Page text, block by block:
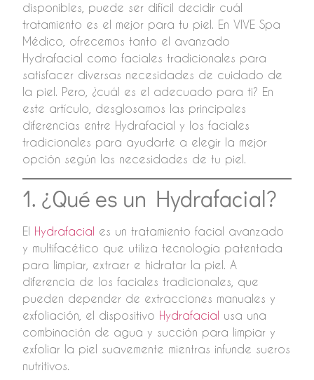
disponibles, puede ser difícil decidir cuál
tratamiento es el mejor para tu piel. En VIVE Spa
Médico, ofrecemos tanto el avanzado
Hydrafacial como faciales tradicionales para
satisfacer diversas necesidades de cuidado de
la piel. Pero, ¿cuál es el adecuado para ti? En
este artículo, desglosamos las principales
diferencias entre Hydrafacial y los faciales
tradicionales para ayudarte a elegir la mejor
opción según las necesidades de tu piel.
1. ¿Qué es un Hydrafacial?
El Hydrafacial es un tratamiento facial avanzado
y multifacético que utiliza tecnología patentada
para limpiar, extraer e hidratar la piel. A
diferencia de los faciales tradicionales, que
pueden depender de extracciones manuales y
exfoliación, el dispositivo Hydrafacial usa una
combinación de agua y succión para limpiar y
exfoliar la piel suavemente mientras infunde sueros
nutritivos.